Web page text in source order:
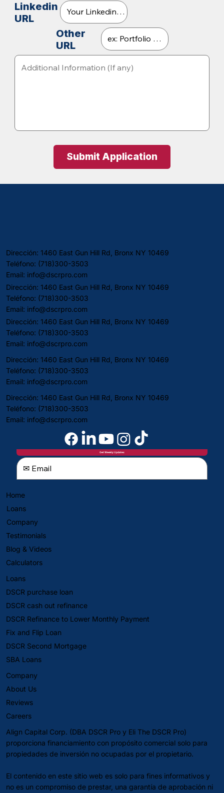
Linkedin
URL
Other
URL
Submit Application
Dirección: 1460 East Gun Hill Rd, Bronx NY 10469
Teléfono: (718)300-3503
Email: info@dscrpro.com
Dirección: 1460 East Gun Hill Rd, Bronx NY 10469
Teléfono: (718)300-3503
Email: info@dscrpro.com
Dirección: 1460 East Gun Hill Rd, Bronx NY 10469
Teléfono: (718)300-3503
Email: info@dscrpro.com
Dirección: 1460 East Gun Hill Rd, Bronx NY 10469
Teléfono: (718)300-3503
Email: info@dscrpro.com
Get Weekly Updates
Dirección: 1460 East Gun Hill Rd, Bronx NY 10469
Teléfono: (718)300-3503
Email: info@dscrpro.com
Home
Loans
Company
Testimonials
Blog & Videos
Calculators
Loans
DSCR purchase loan
DSCR cash out refinance
DSCR Refinance to Lower Monthly Payment
Fix and Flip Loan
DSCR Second Mortgage
SBA Loans
Company
About Us
Reviews
Careers
Align Capital Corp. (DBA DSCR Pro y Eli The DSCR Pro)
proporciona financiamiento con propósito comercial solo para
propiedades de inversión no ocupadas por el propietario.
El contenido en este sitio web es solo para fines informativos y
no es un compromiso de prestar, una garantía de aprobación ni